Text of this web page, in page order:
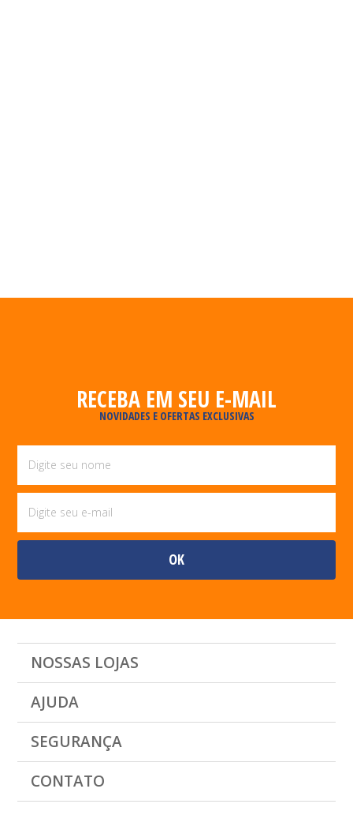
RECEBA EM SEU E-MAIL
NOVIDADES E OFERTAS EXCLUSIVAS
NOSSAS LOJAS
AJUDA
SEGURANÇA
CONTATO